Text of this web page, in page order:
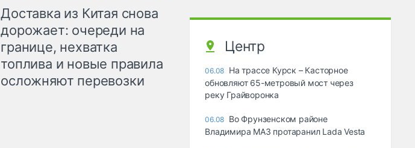
Доставка из Китая снова
дорожает: очереди на
границе, нехватка
топлива и новые правила
осложняют перевозки
Центр
06.08 На трассе Курск – Касторное
обновляют 65-метровый мост через
реку Грайворонка
06.08 Во Фрунзенском районе
Владимира МАЗ протаранил Lada Vesta